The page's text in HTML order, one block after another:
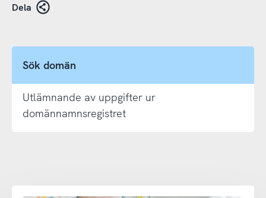
Dela
Sök domän
Utlämnande av uppgifter ur
domännamnsregistret